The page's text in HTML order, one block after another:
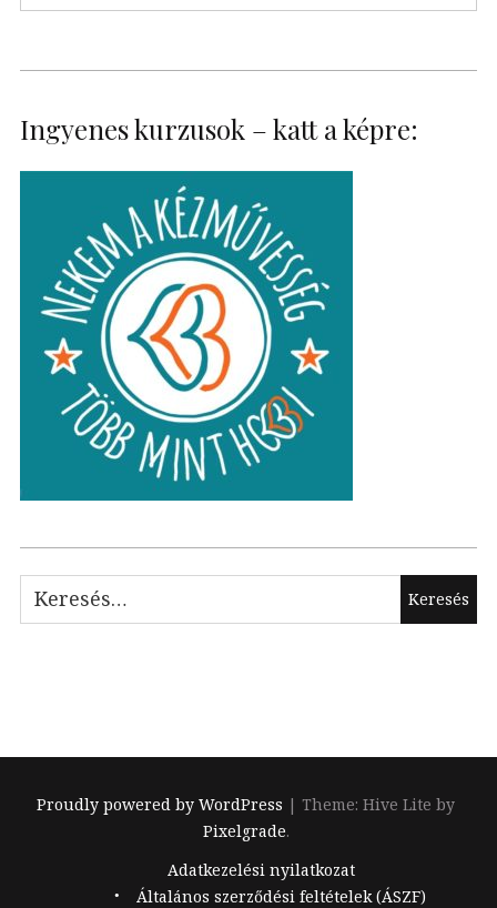
Ingyenes kurzusok – katt a képre:
Keresés:
Proudly powered by WordPress |Theme: Hive Lite by
Pixelgrade.
Adatkezelési nyilatkozat
Általános szerződési feltételek (ÁSZF)